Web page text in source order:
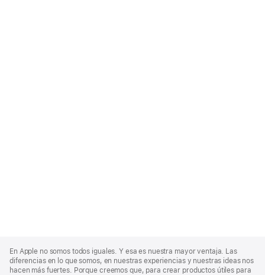
Footer
En Apple no somos todos iguales. Y esa es nuestra mayor ventaja. Las
diferencias en lo que somos, en nuestras experiencias y nuestras ideas nos
hacen más fuertes. Porque creemos que, para crear productos útiles para